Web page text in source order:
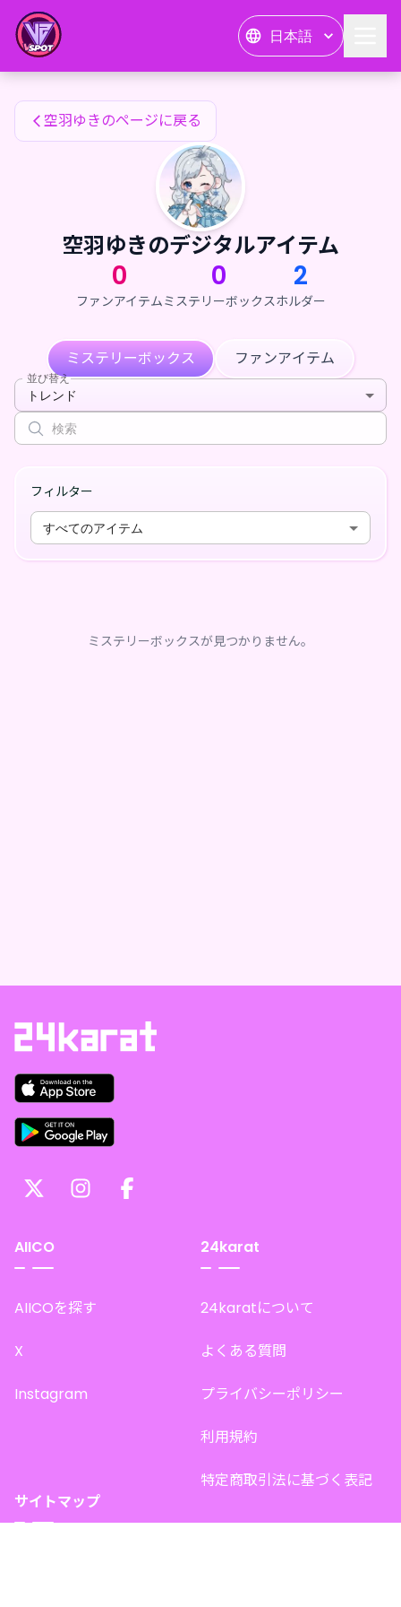
日本語
空羽ゆきのファンアイテム
空羽ゆきのページに戻る
空羽ゆきのデジタルアイテム
0
ファンアイテム
0
ミステリーボックス
2
ホルダー
ミステリーボックス ファンアイテム
並び替え
トレンド
フィルター
すべてのアイテム
ミステリーボックスが見つかりません。
AIICO
AIICOを探す
X
Instagram
24karat
24karatについて
よくある質問
プライバシーポリシー
利用規約
特定商取引法に基づく表記
サイトマップ
空羽ゆきのファンアイテム — 24karat